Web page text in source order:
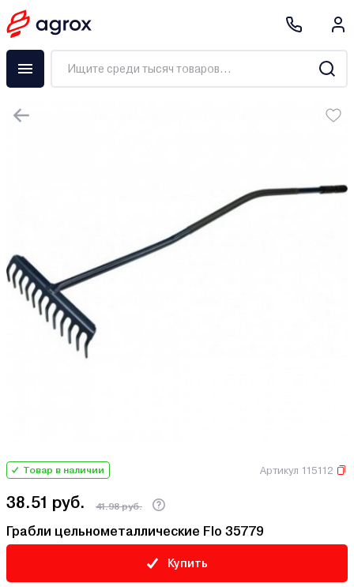
Товар в наличии Артикул 115112
38.51 руб. 41.98 руб.
Грабли цельнометаллические Flo 35779
Купить